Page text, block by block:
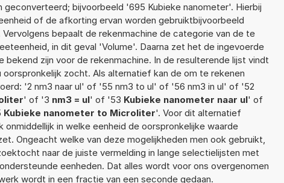
bijvoorbeeld '695 Kubieke nanometer'. Hierbij
of de afkorting ervan worden gebruiktbijvoorbeeld
bepaalt de rekenmachine de categorie van de te
in dit geval 'Volume'. Daarna zet het de ingevoerde
bekend zijn voor de rekenmachine. In de resulterende lijst vindt
zocht. Als alternatief kan de om te rekenen
'2 nm3 naar ul' of '55 nm3 to ul' of '56 nm3 in ul' of '52
' of '3 nm3 = ul' of '53 Kubieke nanometer naar ul' of
Kubieke nanometer to Microliter'. Voor dit alternatief
in welke eenheid de oorspronkelijke waarde
Ongeacht welke van deze mogelijkheden men ook gebruikt,
naar de juiste vermelding in lange selectielijsten met
eenheden. Dat alles wordt voor ons overgenomen
wordt in een fractie van een seconde gedaan.